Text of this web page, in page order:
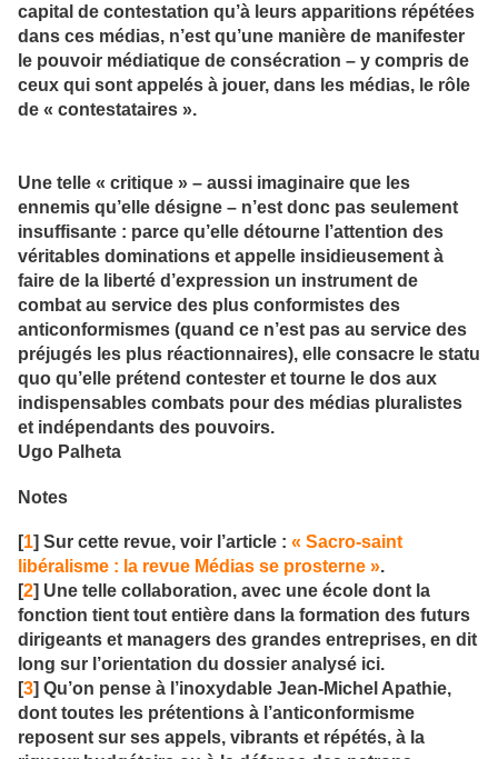
capital de contestation qu’à leurs apparitions répétées
dans ces médias, n’est qu’une manière de manifester
le pouvoir médiatique de consécration – y compris de
ceux qui sont appelés à jouer, dans les médias, le rôle
de « contestataires ».
Une telle « critique » – aussi imaginaire que les
ennemis qu’elle désigne – n’est donc pas seulement
insuffisante : parce qu’elle détourne l’attention des
véritables dominations et appelle insidieusement à
faire de la liberté d’expression un instrument de
combat au service des plus conformistes des
anticonformismes (quand ce n’est pas au service des
préjugés les plus réactionnaires), elle consacre le statu
quo qu’elle prétend contester et tourne le dos aux
indispensables combats pour des médias pluralistes
et indépendants des pouvoirs.
Ugo Palheta
Notes
[1] Sur cette revue, voir l’article : « Sacro-saint
libéralisme : la revue Médias se prosterne ».
[2] Une telle collaboration, avec une école dont la
fonction tient tout entière dans la formation des futurs
dirigeants et managers des grandes entreprises, en dit
long sur l’orientation du dossier analysé ici.
[3] Qu’on pense à l’inoxydable Jean-Michel Apathie,
dont toutes les prétentions à l’anticonformisme
reposent sur ses appels, vibrants et répétés, à la